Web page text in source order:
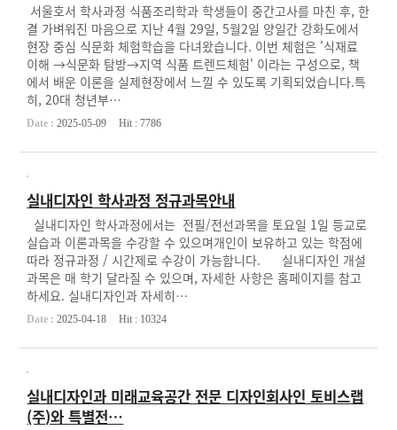
서울호서 학사과정 식품조리학과 학생들이 중간고사를 마친 후, 한
결 가벼워진 마음으로 지난 4월 29일, 5월2일 양일간 강화도에서
현장 중심 식문화 체험학습을 다녀왔습니다. 이번 체험은 '식재료
이해 →식문화 탐방→지역 식품 트렌드체험' 이라는 구성으로, 책
에서 배운 이론을 실제현장에서 느낄 수 있도록 기획되었습니다.​특
히, 20대 청년부…
Date : 2025-05-09 Hit : 7786
실내디자인 학사과정 정규과목안내
실내디자인 학사과정에서는 전필/전선과목을 토요일 1일 등교로
실습과 이론과목을 수강할 수 있으며개인이 보유하고 있는 학점에
따라 정규과정 / 시간제로 수강이 가능합니다. 실내디자인 개설
과목은 매 학기 달라질 수 있으며, 자세한 사항은 홈페이지를 참고
하세요. 실내디자인과 자세히…
Date : 2025-04-18 Hit : 10324
실내디자인과 미래교육공간 전문 디자인회사인 토비스랩
(주)와 특별전…